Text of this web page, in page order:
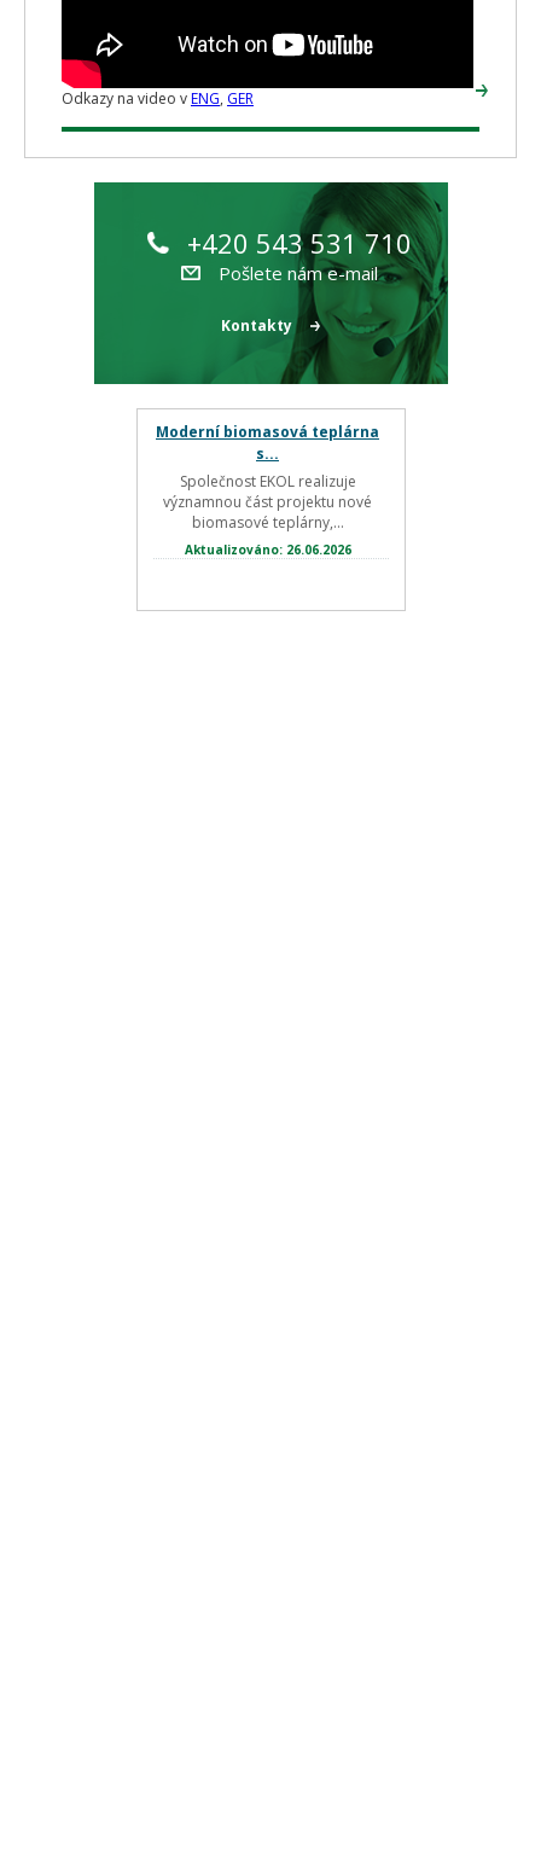
Odkazy na video vENG, GER
+420 543 531 710
Pošlete nám e-mail
Kontakty
Moderní biomasová teplárna
s...
Společnost EKOL realizuje
významnou část projektu nové
biomasové teplárny,...
Aktualizováno: 26.06.2026